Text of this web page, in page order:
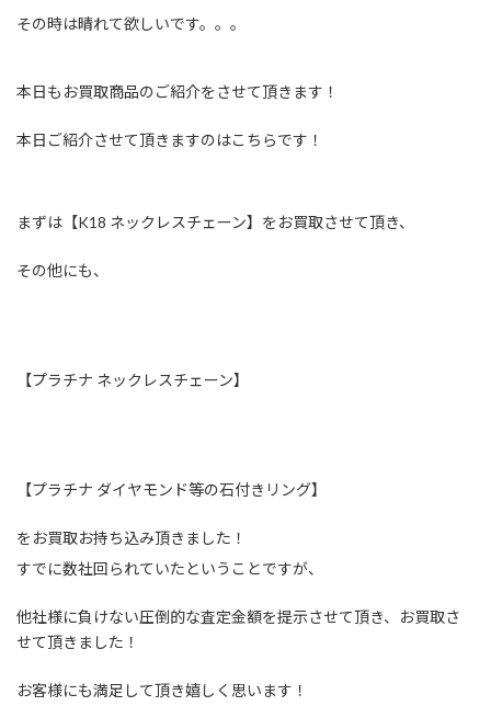
その時は晴れて欲しいです。。。
本日もお買取商品のご紹介をさせて頂きます！
本日ご紹介させて頂きますのはこちらです！
まずは【K18 ネックレスチェーン】をお買取させて頂き、
その他にも、
【プラチナ ネックレスチェーン】
【プラチナ ダイヤモンド等の石付きリング】
をお買取お持ち込み頂きました！
すでに数社回られていたということですが、
他社様に負けない圧倒的な査定金額を提示させて頂き、お買取さ
せて頂きました！
お客様にも満足して頂き嬉しく思います！